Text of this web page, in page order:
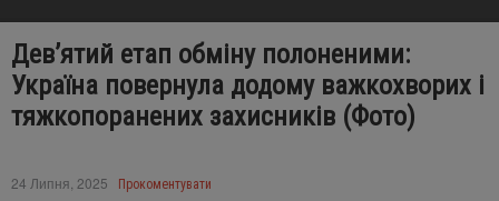
Дев’ятий етап обміну полоненими:
Україна повернула додому важкохворих і
тяжкопоранених захисників (Фото)
24 Липня, 2025 Прокоментувати